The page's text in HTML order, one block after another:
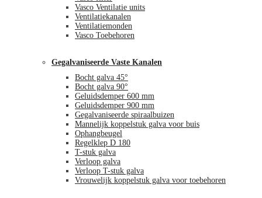
Vasco Ventilatie units
Ventilatiekanalen
Ventilatiemonden
Vasco Toebehoren
Gegalvaniseerde Vaste Kanalen
Bocht galva 45°
Bocht galva 90°
Geluidsdemper 600 mm
Geluidsdemper 900 mm
Gegalvaniseerde spiraalbuizen
Mannelijk koppelstuk galva voor buis
Ophangbeugel
Regelklep D 180
T-stuk galva
Verloop galva
Verloop T-stuk galva
Vrouwelijk koppelstuk galva voor toebehoren